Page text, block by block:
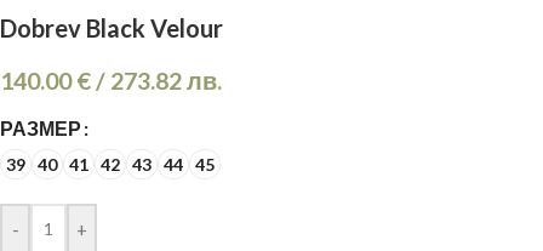
Dobrev Black Velour
140.00€/ 273.82лв.
РАЗМЕР
39 40 41 42 43 44 45
- +